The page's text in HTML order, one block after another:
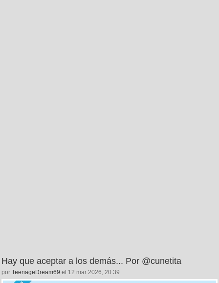
Hay que aceptar a los demás... Por @cunetita
por TeenageDream69 el 12 mar 2026, 20:39